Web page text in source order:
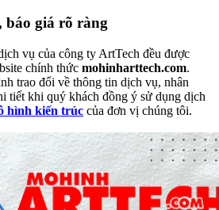
báo giá rõ ràng
vụ của công ty ArtTech đều được
chính thức mohinharttech.com.
trao đổi về thông tin dịch vụ, nhân
tiết khi quý khách đồng ý sử dụng dịch
hình kiến trúc của đơn vị chúng tôi.